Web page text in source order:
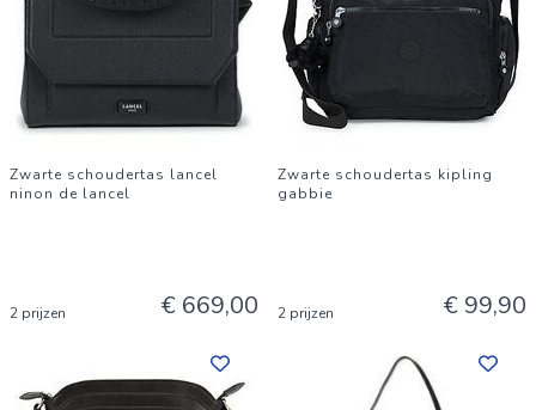
Zwarte schoudertas lancel
ninon de lancel
2 prijzen € 669,00
Zwarte schoudertas kipling
gabbie
2 prijzen € 99,90